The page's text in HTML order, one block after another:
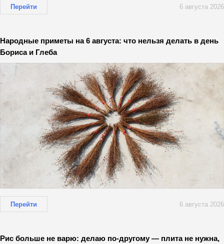
Перейти 6 августа 2026
Народные приметы на 6 августа: что нельзя делать в день
Бориса и Глеба
Перейти 6 августа 2026
Рис больше не варю: делаю по-другому — плита не нужна,